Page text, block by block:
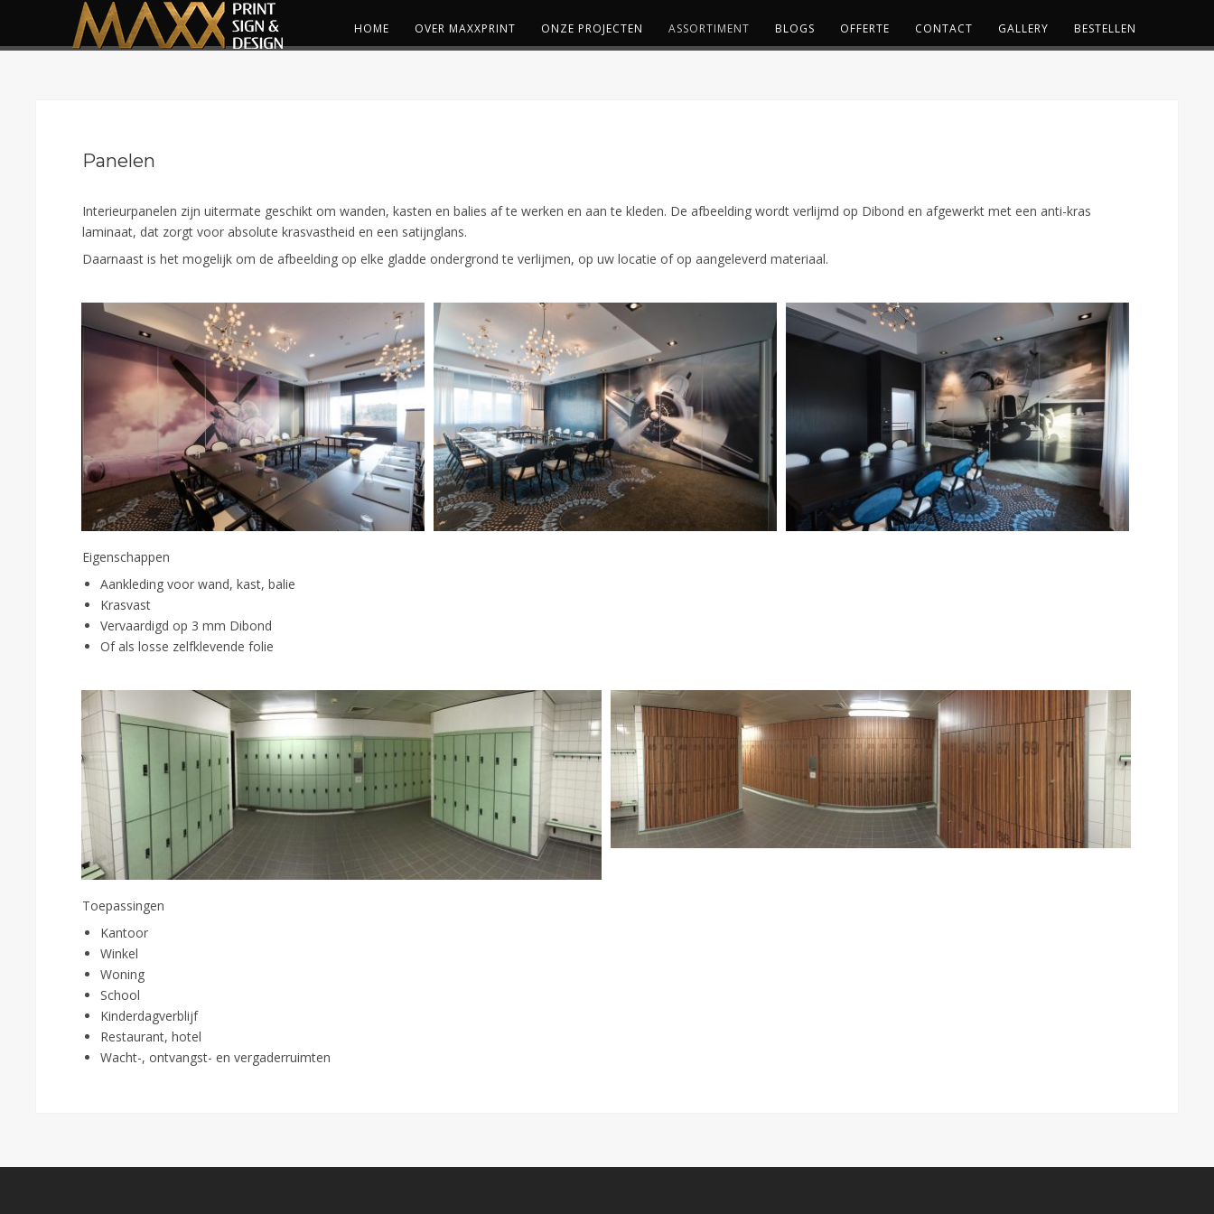
HOME OVER MAXXPRINT ONZE PROJECTEN ASSORTIMENT BLOGS OFFERTE CONTACT GALLERY BESTELLEN
Panelen
Interieurpanelen zijn uitermate geschikt om wanden, kasten en balies af te werken en aan te kleden. De afbeelding wordt verlijmd op Dibond en afgewerkt met een anti-kras
laminaat, dat zorgt voor absolute krasvastheid en een satijnglans.
Daarnaast is het mogelijk om de afbeelding op elke gladde ondergrond te verlijmen, op uw locatie of op aangeleverd materiaal.
Eigenschappen
Aankleding voor wand, kast, balie
Krasvast
Vervaardigd op 3 mm Dibond
Of als losse zelfklevende folie
Toepassingen
Kantoor
Winkel
Woning
School
Kinderdagverblijf
Restaurant, hotel
Wacht-, ontvangst- en vergaderruimten